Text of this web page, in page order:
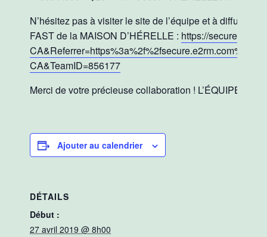
N’hésitez pas à visiter le site de l’équipe et à diffuser
FAST de la MAISON D’HÉRELLE : https://
CA&TeamID=856177
Merci de votre précieuse collaboration ! L’ÉQUIPE DE
Ajouter au calendrier
DÉTAILS
Début :
27 avril 2019 @ 8h00